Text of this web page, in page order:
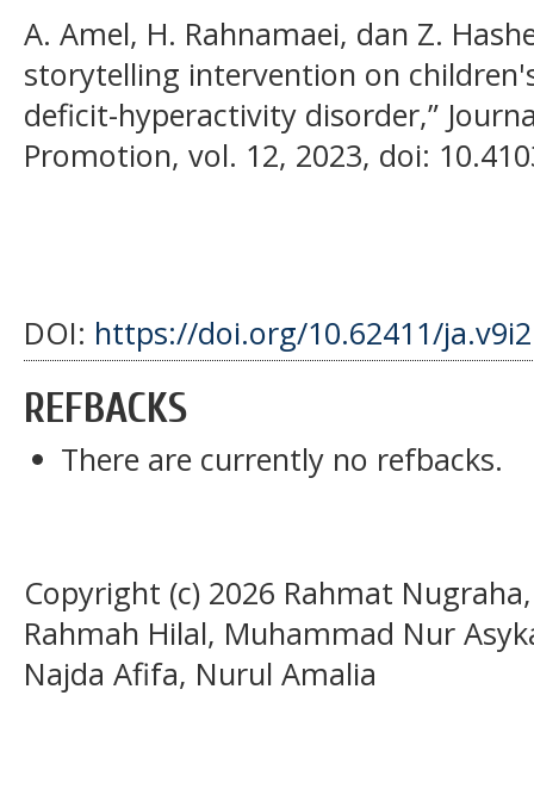
A. Amel, H. Rahnamaei, dan Z.
storytelling intervention on
deficit-hyperactivity disorder,”
Promotion, vol. 12, 2023, doi:
DOI: https://doi.org/10.62411/
REFBACKS
There are currently no refbacks.
Copyright (c) 2026 Rahmat
Rahmah Hilal, Muhammad Nur
Najda Afifa, Nurul Amalia